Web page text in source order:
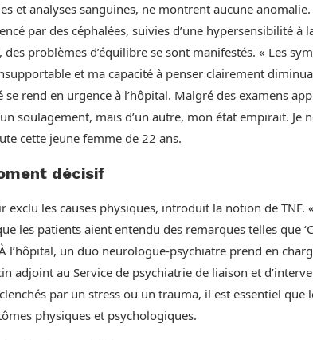
et analyses sanguines, ne montrent aucune anomalie.
par des céphalées, suivies d’une hypersensibilité à
des problèmes d’équilibre se sont manifestés. « Les
et ma capacité à penser clairement
se rend en urgence à l’hôpital. Malgré des examens
un soulagement, mais d’un autre, mon état empirait. Je
cette jeune femme de 22 ans.
décisif
exclu les causes physiques, introduit la notion de TNF.
les patients aient entendu des remarques telles que
l’hôpital, un duo neurologue-psychiatre prend en
adjoint au Service de psychiatrie de liaison et
par un stress ou un trauma, il est essentiel
physiques et psychologiques.